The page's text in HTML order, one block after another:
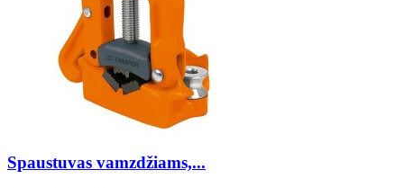
Spaustuvas vamzdžiams,...